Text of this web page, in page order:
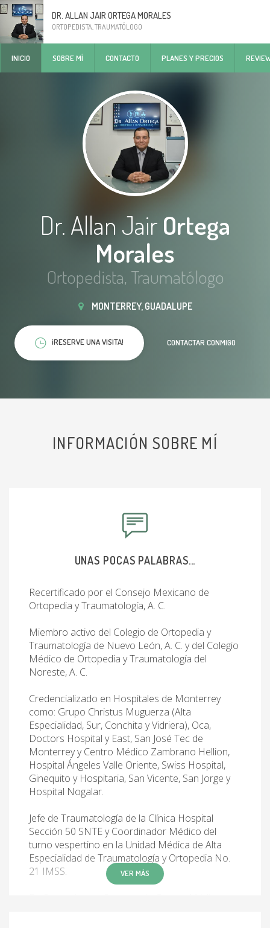
DR. ALLAN JAIR ORTEGA MORALES
ORTOPEDISTA, TRAUMATÓLOGO
INICIO SOBRE MÍ CONTACTO PLANES Y PRECIOS
Dr. Allan Jair Ortega
Morales
Ortopedista, Traumatólogo
MONTERREY, GUADALUPE
¡RESERVE UNA VISITA! CONTACTAR CONMIGO
INFORMACIÓN SOBRE MÍ
UNAS POCAS PALABRAS...
Recertificado por el Consejo Mexicano de
Ortopedia y Traumatología, A. C.
Miembro activo del Colegio de Ortopedia y
Traumatología de Nuevo León, A. C. y del Colegio
Médico de Ortopedia y Traumatología del
Noreste, A. C.
Credencializado en Hospitales de Monterrey
como: Grupo Christus Muguerza (Alta
Especialidad, Sur, Conchita y Vidriera), Oca,
Doctors Hospital y East, San José Tec de
Monterrey y Centro Médico Zambrano Hellion,
Hospital Ángeles Valle Oriente, Swiss Hospital,
Ginequito y Hospitaria, San Vicente, San Jorge y
Hospital Nogalar.
Jefe de Traumatología de la Clínica Hospital
Sección 50 SNTE y Coordinador Médico del
turno vespertino en la Unidad Médica de Alta
Especialidad de Traumatología y Ortopedia No.
21 IMSS.
VER MÁS